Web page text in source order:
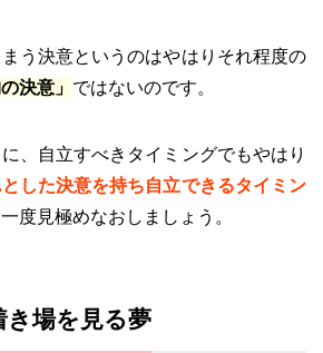
う決意というのはやはりそれ程度の
決意」 ではないのです。
、自立すべきタイミングでもやはり
した決意を持ち自立できるタイミン
度見極めなおしましょう。
き場を見る夢